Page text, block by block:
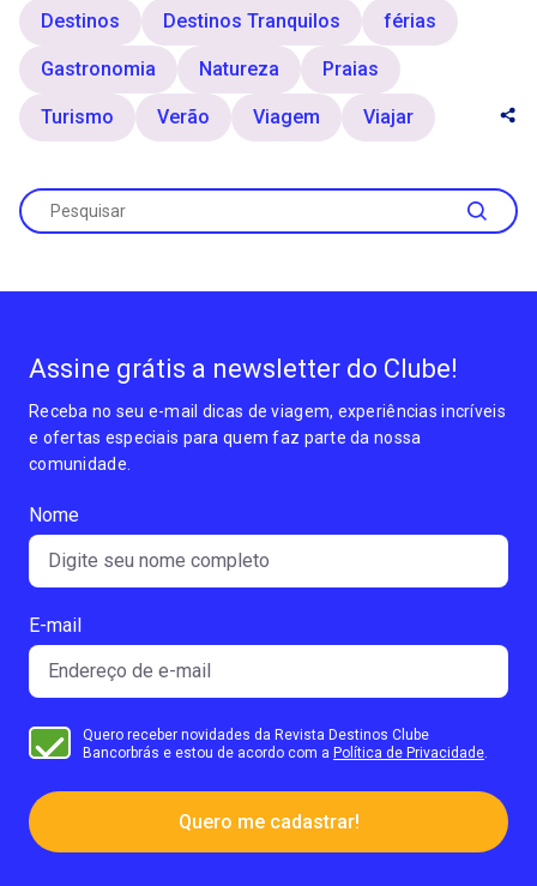
Destinos Destinos Tranquilos férias
Gastronomia Natureza Praias
Turismo Verão Viagem Viajar
Assine grátis a newsletter do Clube!
Receba no seu e-mail dicas de viagem, experiências incríveis
e ofertas especiais para quem faz parte da nossa
comunidade.
Nome
E-mail
Quero receber novidades da Revista Destinos Clube
Bancorbrás e estou de acordo com aPolítica de Privacidade
Quero me cadastrar!